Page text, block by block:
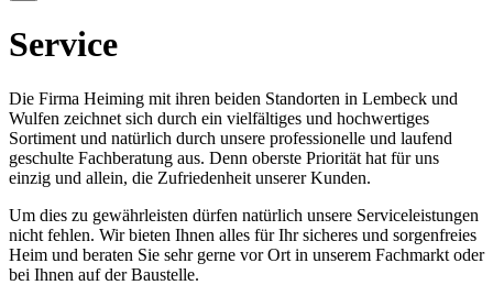
Service
Die Firma Heiming mit ihren beiden Standorten in Lembeck und
Wulfen zeichnet sich durch ein vielfältiges und hochwertiges
Sortiment und natürlich durch unsere professionelle und laufend
geschulte Fachberatung aus. Denn oberste Priorität hat für uns
einzig und allein, die Zufriedenheit unserer Kunden.
Um dies zu gewährleisten dürfen natürlich unsere Serviceleistungen
nicht fehlen. Wir bieten Ihnen alles für Ihr sicheres und sorgenfreies
Heim und beraten Sie sehr gerne vor Ort in unserem Fachmarkt oder
bei Ihnen auf der Baustelle.